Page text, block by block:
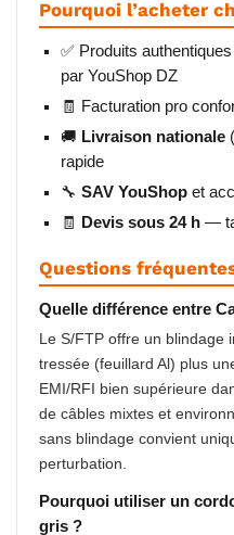
Pourquoi l’acheter
✅ Produits
par YouShop DZ
🧾 Facturation pro
🚚 Livraison nationale
rapide
🔧 SAV YouShop et
🧾
Devis sous 24 h —
Questions
Quelle différence entre
Le S/FTP offre un blindage
tressée (feuillard Al) plus
EMI/RFI bien supérieure
de câbles mixtes et
sans blindage convient
perturbation.
Pourquoi utiliser un
gris ?